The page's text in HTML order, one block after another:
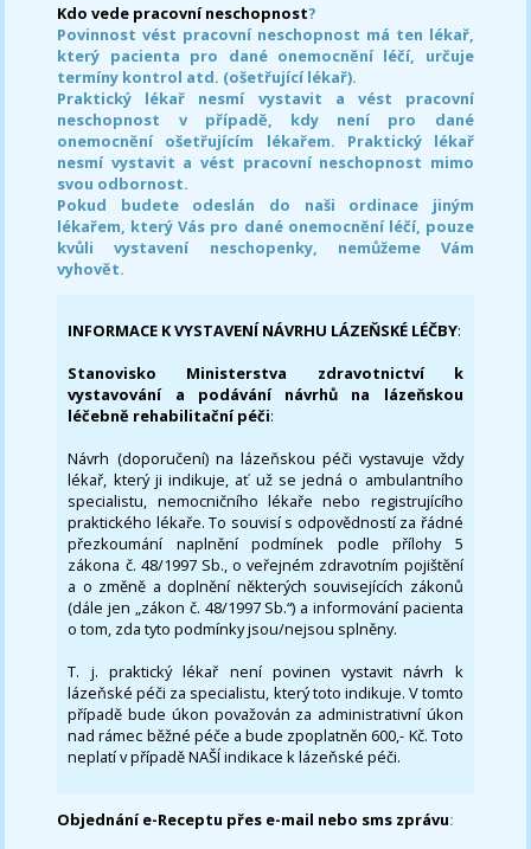
Kdo vede pracovní neschopnost?
Povinnost vést pracovní neschopnost má ten lékař,
který pacienta pro dané onemocnění léčí, určuje
termíny kontrol atd. (ošetřující lékař).
Praktický lékař nesmí vystavit a vést pracovní
neschopnost v případě, kdy není pro dané
onemocnění ošetřujícím lékařem. Praktický lékař
nesmí vystavit a vést pracovní neschopnost mimo
svou odbornost.
Pokud budete odeslán do naši ordinace jiným
lékařem, který Vás pro dané onemocnění léčí, pouze
kvůli vystavení neschopenky, nemůžeme Vám
vyhovět.
INFORMACE K VYSTAVENÍ NÁVRHU LÁZEŇSKÉ LÉČBY:
Stanovisko Ministerstva zdravotnictví k
vystavování a podávání návrhů na lázeňskou
léčebně rehabilitační péči:
Návrh (doporučení) na lázeňskou péči vystavuje vždy
lékař, který ji indikuje, ať už se jedná o ambulantního
specialistu, nemocničního lékaře nebo registrujícího
praktického lékaře. To souvisí s odpovědností za řádné
přezkoumání naplnění podmínek podle přílohy 5
zákona č. 48/1997 Sb., o veřejném zdravotním pojištění
a o změně a doplnění některých souvisejících zákonů
(dále jen „zákon č. 48/1997 Sb.“) a informování pacienta
o tom, zda tyto podmínky jsou/nejsou splněny.
T. j. praktický lékař není povinen vystavit návrh k
lázeňské péči za specialistu, který toto indikuje. V tomto
případě bude úkon považován za administrativní úkon
nad rámec běžné péče a bude zpoplatněn 600,- Kč. Toto
neplatí v případě NAŠÍ indikace k lázeňské péči.
Objednání e-Receptu přes e-mail nebo sms zprávu: